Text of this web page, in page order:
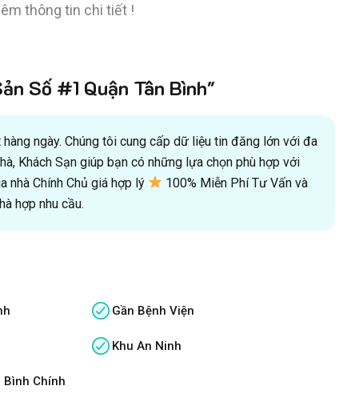
thông tin chi tiết !
Số #1 Quận Tân Bình"
ngày. Chúng tôi cung cấp dữ liệu tin đăng lớn với đa
Khách Sạn giúp bạn có những lựa chọn phù hợp với
nhà Chính Chủ giá hợp lý
100% Miễn Phí Tư Vấn và
hợp nhu cầu.
Gần Bệnh Viện
Khu An Ninh
Bình Chính